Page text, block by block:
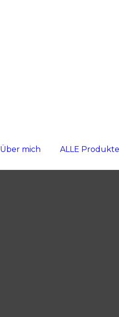
Über mich ALLE Produkte